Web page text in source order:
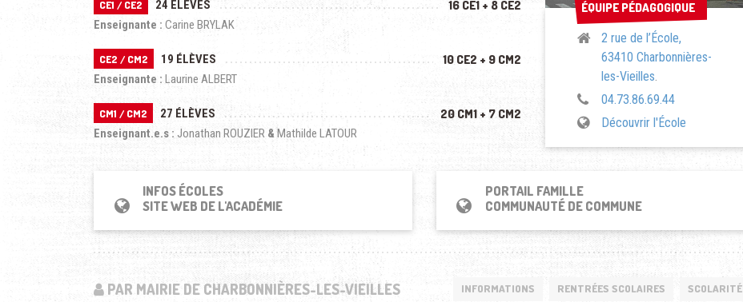
CE1 / CE2 24 ÉLÈVES 16 CE1 + 8 CE2
Enseignante : Carine BRYLAK
CE2 / CM2 19 ÉLÈVES 10 CE2 + 9 CM2
Enseignante : Laurine ALBERT
CM1 / CM2 27 ÉLÈVES 20 CM1 + 7 CM2
Enseignant.e.s : Jonathan ROUZIER &Mathilde LATOUR
ÉQUIPE PÉDAGOGIQUE
ÉQUIPE PÉDAGOGIQUE
2 rue de l’École,
63410 Charbonnières-
les-Vieilles
04.73.86.69.44
Découvrir l'École
INFOS ÉCOLES
SITE WEB DE L'ACADÉMIE
PORTAIL FAMILLE
COMMUNAUTÉ DE COMMUNE
PAR MAIRIE DE CHARBONNIÈRES-LES-VIEILLES INFORMATIONS RENTRÉES SCOLAIRES SCOLARITÉ